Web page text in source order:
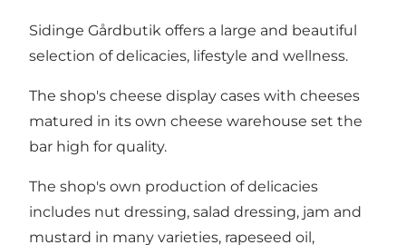
Sidinge Gårdbutik offers a large and beautiful
selection of delicacies, lifestyle and wellness.
The shop's cheese display cases with cheeses
matured in its own cheese warehouse set the
bar high for quality.
The shop's own production of delicacies
includes nut dressing, salad dressing, jam and
mustard in many varieties, rapeseed oil,